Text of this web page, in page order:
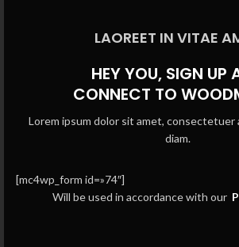
LAOREET IN VITAE
HEY YOU, SIGN UP
CONNECT TO
Lorem ipsum dolor sit amet, consectetuer
diam.
[mc4wp_form id=»74″]
Will be used in accordance with our